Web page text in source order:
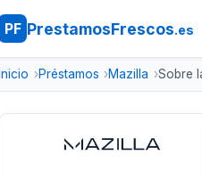
PF PrestamosFrescos.es
Inicio Préstamos Mazilla Sobre